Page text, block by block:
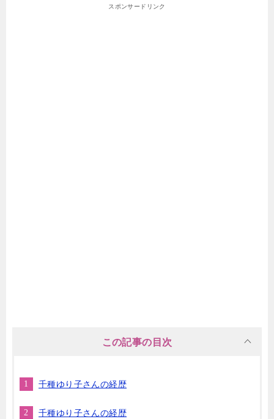
スポンサードリンク
この記事の目次
千種ゆり子さんの経歴
千種ゆり子さんの経歴